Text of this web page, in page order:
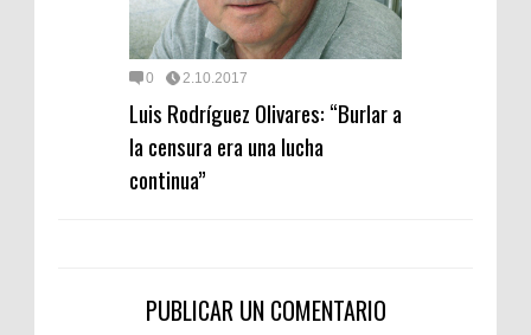
0 2.10.2017
Luis Rodríguez Olivares: “Burlar a
la censura era una lucha
continua”
PUBLICAR UN COMENTARIO